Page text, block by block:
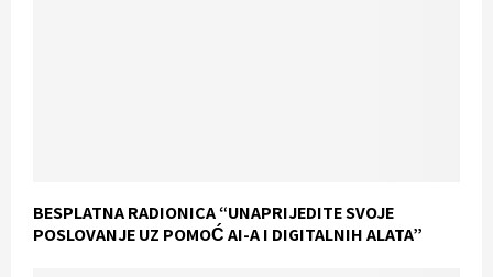
BESPLATNA RADIONICA “UNAPRIJEDITE SVOJE
POSLOVANJE UZ POMOĆ AI-A I DIGITALNIH ALATA”